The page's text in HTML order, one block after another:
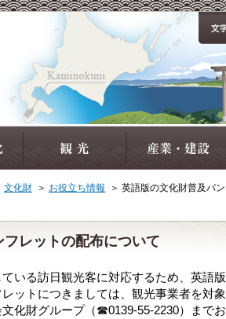
文化財 ＞ お役立ち情報 ＞ 英語版の文化財普及パ
レットの配布について
いる訪日観光客に対応するため、英語
ットにつきましては、観光事業者を対
化財グループ（☎0139-55-2230）までお